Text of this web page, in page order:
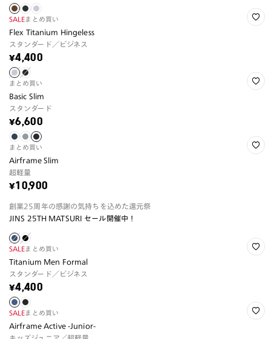
SALEまとめ買い
Flex Titanium Hingeless
スタンダード／ビジネス
¥4,400
まとめ買い
Basic Slim
スタンダード
¥6,600
まとめ買い
Airframe Slim
超軽量
¥10,900
創業25周年の感謝の気持ちを込めた還元祭
JINS 25TH MATSURI セール開催中！
SALEまとめ買い
Titanium Men Formal
スタンダード／ビジネス
¥4,400
SALEまとめ買い
Airframe Active -Junior-